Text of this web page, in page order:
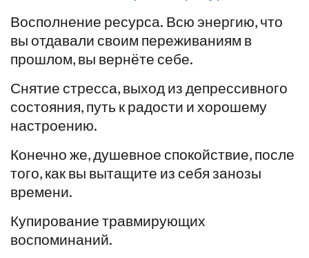
Восполнение ресурса. Всю энергию, что
вы отдавали своим переживаниям в
прошлом, вы вернёте себе.
Снятие стресса, выход из депрессивного
состояния, путь к радости и хорошему
настроению.
Конечно же, душевное спокойствие, после
того, как вы вытащите из себя занозы
времени.
Купирование травмирующих
воспоминаний.